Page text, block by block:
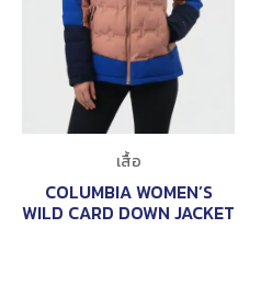
เสื้อ
COLUMBIA WOMEN’S
WILD CARD DOWN JACKET